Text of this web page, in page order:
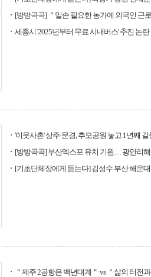
[방방곡곡] ＂일손 필요한 농가에 외국인 근
세종시 '2025년부터 무료 시내버스' 추진 논란
'이웃사촌' 상주·문경, 추모공원 놓고 1년째 갈
[방방곡곡] 부산엑스포 유치 기원… 광안리
[기초단체장에게 듣는다] 김성수 부산 해운
＂제주 2공항은 백년대계＂ vs ＂삶의 터전